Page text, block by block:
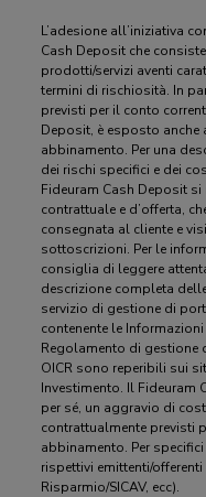
L’adesione all’iniziativa
Cash Deposit che
prodotti/servizi aventi
termini di rischiosità. In
previsti per il conto
Deposit, è esposto
abbinamento. Per una
dei rischi specifici e dei
Fideuram Cash Deposit
contrattuale e d’offerta,
consegnata al cliente e
sottoscrizioni. Per le
consiglia di leggere
descrizione completa
servizio di gestione di
contenente le
Regolamento di gestione
OICR sono reperibili sui
Investimento. Il Fideuram
per sé, un aggravio di
contrattualmente previsti
abbinamento. Per
rispettivi emittenti/
Risparmio/SICAV, ecc).